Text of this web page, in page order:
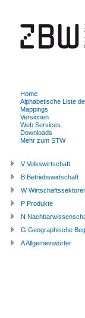
Home
Alphabetische Liste
Mappings
Versionen
Web Services
Downloads
Mehr zum STW
V Volkswirtschaft
B Betriebswirtschaft
W
P Produkte
N
G Geographische
A Allgemeinwörter